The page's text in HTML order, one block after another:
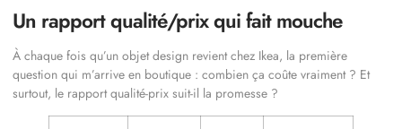
Un rapport qualité/prix qui fait mouche
À chaque fois qu’un objet design revient chez Ikea, la première
question qui m’arrive en boutique : combien ça coûte vraiment ? Et
surtout, le rapport qualité-prix suit-il la promesse ?